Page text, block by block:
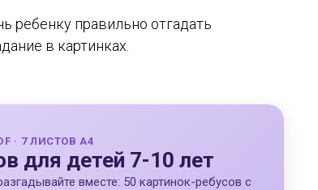
ребенку правильно отгадать
в картинках.
· 7 ЛИСТОВ A4
для детей 7-10 лет
вместе: 50 картинок-ребусов с